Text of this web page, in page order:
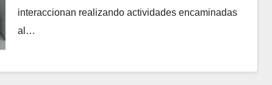
interaccionan realizando actividades encaminadas
al…